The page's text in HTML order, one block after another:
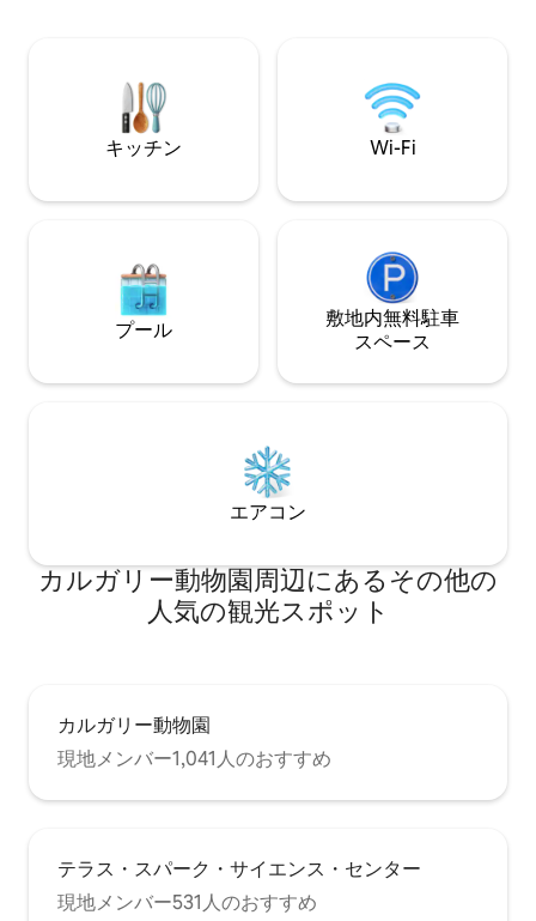
房付きの安全な駐車場。 十分な荷物預か
りサービス。 快適さと利便性が完璧に融
合した宿泊先を今すぐ予約しましょう！
キッチン Wi-Fi
プール
敷地内無料駐⁠車
ス⁠ペ⁠ー⁠ス
エアコン
カルガリー動物園⁠周⁠辺⁠に⁠あ⁠るそ⁠の⁠他⁠の
人⁠気⁠の観⁠光⁠ス⁠ポ⁠ッ⁠ト
カルガリー動物園
現地メンバー1,041人のおすすめ
テラス・スパーク・サイエンス・センター
現地メンバー531人のおすすめ